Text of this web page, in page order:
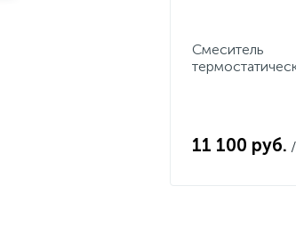
Смеситель
11 100 руб.